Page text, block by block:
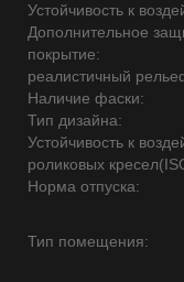
Устойчивость к
Дополнительное
покрытие:
реалистичный
Наличие фаски:
Тип дизайна:
Устойчивость к
роликовых
Норма отпуска:
Тип помещения: